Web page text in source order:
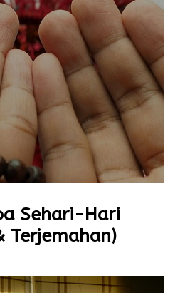
doa sesudah belajar
Sehari-Hari
Terjemahan)